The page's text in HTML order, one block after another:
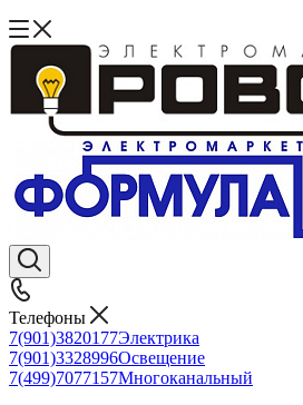
Телефоны
7(901)3820177Электрика
7(901)3328996Освещение
7(499)7077157Многоканальный